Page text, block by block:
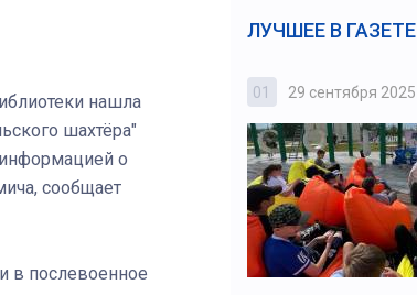
нашла
шахтёра"
о
сообщает
в послевоенное
ЛУЧШЕЕ В ГАЗЕТЕ
4 октября 2025 01 29 сентября 2025